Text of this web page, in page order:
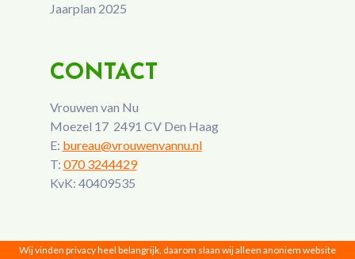
Jaarplan 2025
CONTACT
Vrouwen van Nu
Moezel 17 2491 CV Den Haag
E: bureau@vrouwenvannu.nl
T: 070 3244429
KvK: 40409535
Wij vinden privacy heel belangrijk, daarom slaan wij alleen anoniem website